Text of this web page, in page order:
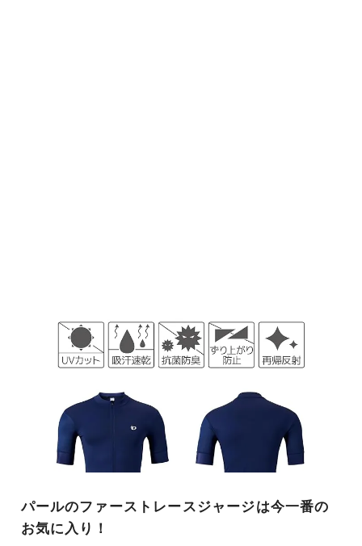
パールのファーストレースジャージは今一番の
お気に入り！